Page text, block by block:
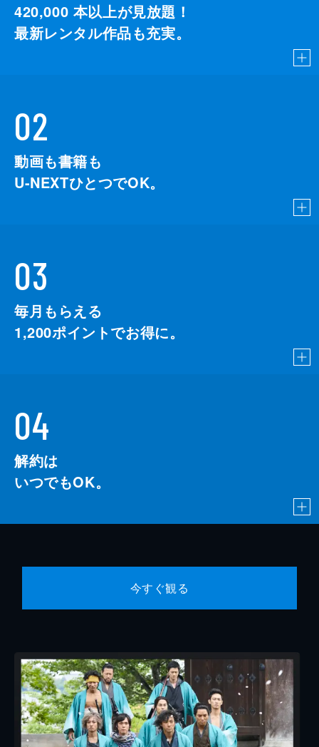
420,000 本以上が見放題！
最新レンタル作品も充実。
02
動画も書籍も
U-NEXTひとつでOK。
03
毎月もらえる
1,200ポイントでお得に。
04
解約は
いつでもOK。
今すぐ観る